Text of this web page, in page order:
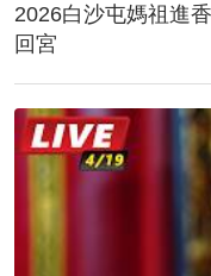
2026白沙屯媽祖進香｜白
回宮